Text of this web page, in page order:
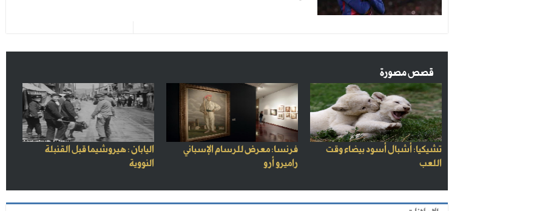
قصص مصورة
تشيكيا: أشبال أسود بيضاء وقت
اللعب
فرنسا: معرض للرسام الإسباني
راميرو أرو
اليابان : هيروشيما قبل القنبلة
النووية